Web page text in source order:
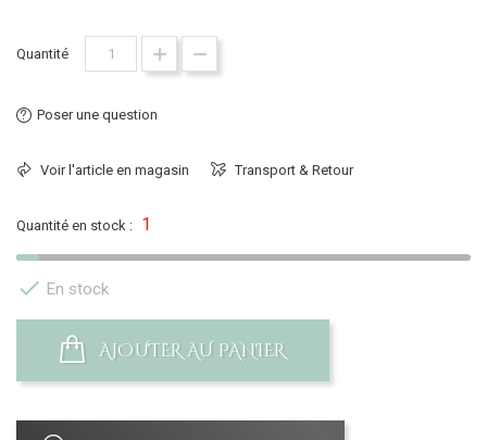
Quantité
Poser une question
Voir l'article en magasin Transport & Retour
Quantité en stock : 1
 En stock
AJOUTER AU PANIER